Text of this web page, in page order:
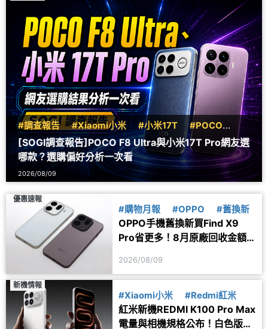
#調查報告 #Xiaomi小米 #小米17T
#POCO
#F8
[SOGI調查報告]POCO F8 Ultra與小米17T Pro網友選
哪款？選購偏好分析一次看
2026/08/09
優惠速報
#購物月報 #OPPO #舊換新
OPPO手機舊換新買Find X9
Pro省更多！8月原廠回收金額
2026/08/09
新機情報
#Xiaomi小米 #Redmi紅米
紅米新機REDMI K100 Pro Max
電量與相機規格公布！白色版本